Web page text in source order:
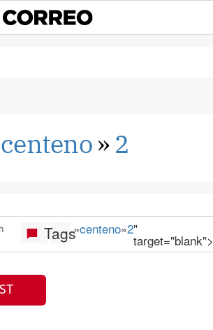
centeno» 2
Tags»centeno»2"
target="blank">